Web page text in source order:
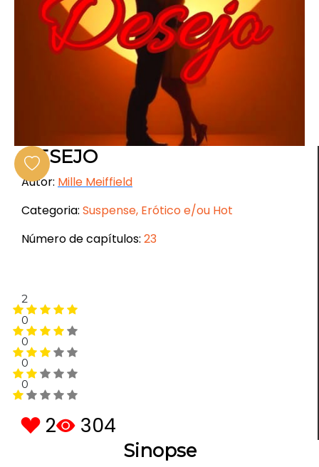
DESEJO
Autor: Mille Meiffield
Categoria: Suspense, Erótico e/ou Hot
Número de capítulos: 23
2
0
0
0
0
2 304
Sinopse